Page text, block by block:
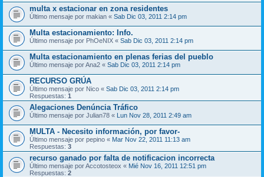
multa x estacionar en zona residentes
Último mensaje por makian « Sab Dic 03, 2011 2:14 pm
Multa estacionamiento: Info.
Último mensaje por PhOeNIX « Sab Dic 03, 2011 2:14 pm
Multa estacionamiento en plenas ferias del pueblo
Último mensaje porAna2 « Sab Dic 03, 2011 2:14 pm
RECURSO GRÚA
Último mensaje por Nico « Sab Dic 03, 2011 2:14 pm
Respuestas: 1
Alegaciones Denúncia Tráfico
Último mensaje por Julian78 « Lun Nov 28, 2011 2:49 am
MULTA - Necesito información, por favor-
Último mensaje por pepino « Mar Nov 22, 2011 11:13 am
Respuestas: 3
recurso ganado por falta de notificacion incorrecta
Último mensaje porAccotosteox « Mié Nov 16, 2011 12:51 pm
Respuestas: 2